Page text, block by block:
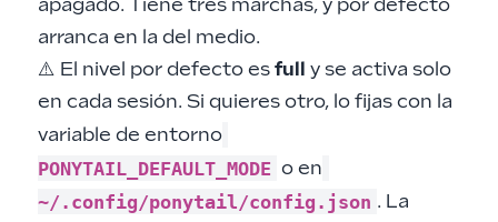
apagado. Tiene tres marchas, y por defecto
arranca en la del medio.
⚠️ El nivel por defecto es full y se activa solo
en cada sesión. Si quieres otro, lo fijas con la
variable de entorno
PONYTAIL_DEFAULT_MODE o en
~/.config/ponytail/config.json . La